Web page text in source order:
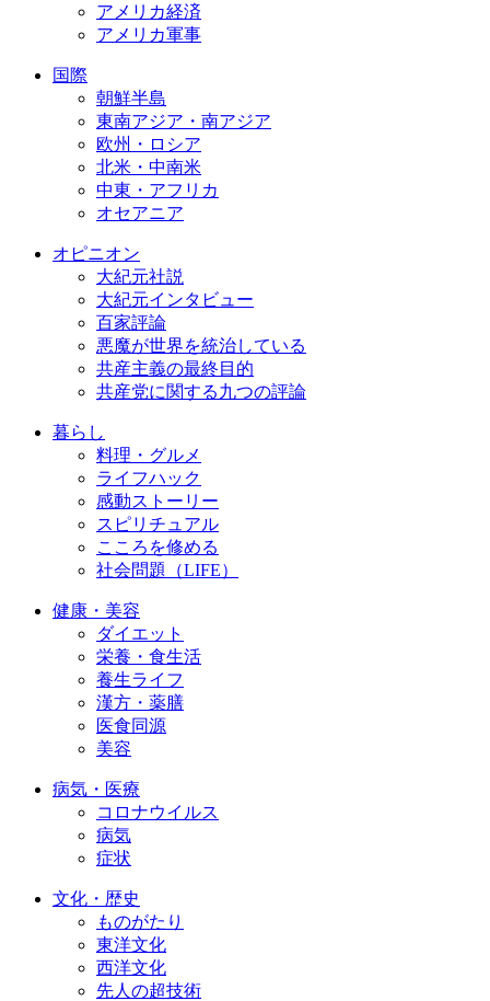
アメリカ経済
アメリカ軍事
国際
朝鮮半島
東南アジア・南アジア
欧州・ロシア
北米・中南米
中東・アフリカ
オセアニア
オピニオン
大紀元社説
大紀元インタビュー
百家評論
悪魔が世界を統治している
共産主義の最終目的
共産党に関する九つの評論
暮らし
料理・グルメ
ライフハック
感動ストーリー
スピリチュアル
こころを修める
社会問題（LIFE）
健康・美容
ダイエット
栄養・食生活
養生ライフ
漢方・薬膳
医食同源
美容
病気・医療
コロナウイルス
病気
症状
文化・歴史
ものがたり
東洋文化
西洋文化
先人の超技術